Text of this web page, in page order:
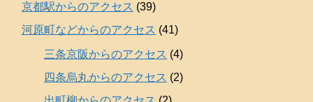
京都駅からのアクセス (39)
河原町などからのアクセス (41)
三条京阪からのアクセス (4)
四条烏丸からのアクセス (2)